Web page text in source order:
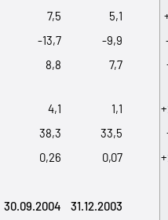
7,5 5,1
-13,7 -9,9
8,8 7,7
4,1 1,1
38,3 33,5
0,26 0,07
30.09.2004
31.12.2003